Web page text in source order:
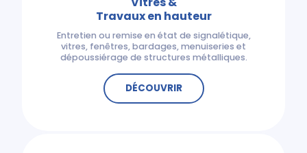
Travaux en hauteur
Entretien ou remise en état de signalétique,
vitres, fenêtres, bardages, menuiseries et
dépoussiérage de structures métalliques.
DÉCOUVRIR